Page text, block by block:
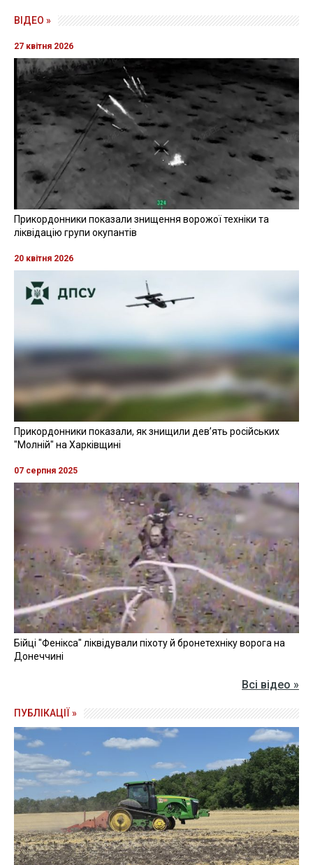
ВІДЕО »
27 квітня 2026
Прикордонники показали знищення ворожої техніки та
ліквідацію групи окупантів
20 квітня 2026
Прикордонники показали, як знищили девʼять російських
"Молній" на Харківщині
07 серпня 2025
Бійці "Фенікса" ліквідували піхоту й бронетехніку ворога на
Донеччині
Всі відео »
ПУБЛІКАЦІЇ »